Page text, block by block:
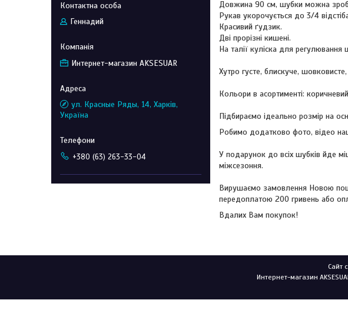
Довжина 90 см, шубки можна
Рукав укорочується до 3/4
Красивий ґудзик.
Дві прорізні кишені.
На талії куліска для регулювання
Хутро густе, блискуче,
Кольори в асортименті:
Підбираємо ідеально розмір на
Робимо додатково фото, відео
У подарунок до всіх шубків йде
міжсезоння.
Вирушаємо замовлення Новою
передоплатою 200 гривень або
Вдалих Вам покупок!
Геннадий
Интернет-магазин AKSESUAR
ул. Красные Ряды, 14, Харків,
Україна
+380 (63) 263-33-04
Сайт